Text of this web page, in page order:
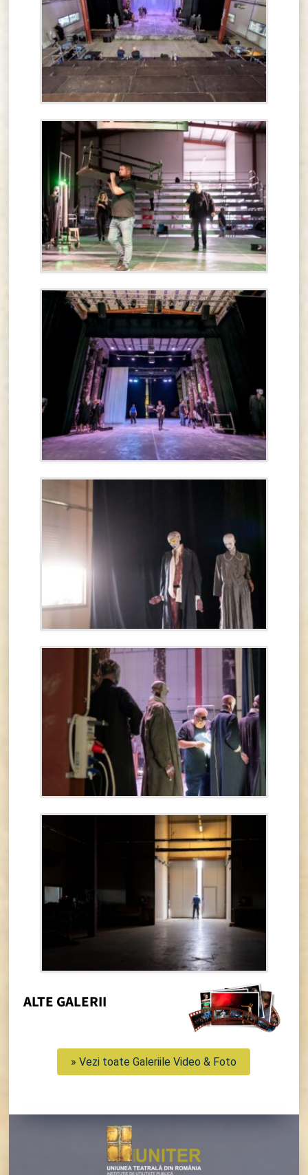
ALTE GALERII
» Vezi toate Galeriile Video & Foto